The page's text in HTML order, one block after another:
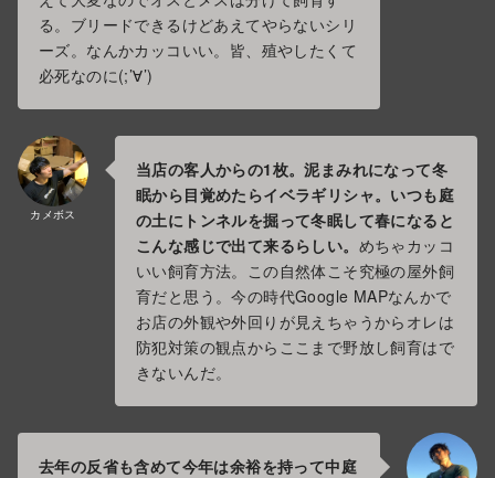
る。ブリードできるけどあえてやらないシリ
ーズ。なんかカッコいい。皆、殖やしたくて
必死なのに(;’∀’)
カメボス
当店の客人からの1枚。泥まみれになって冬
眠から目覚めたらイベラギリシャ。いつも庭
の土にトンネルを掘って冬眠して春になると
こんな感じで出て来るらしい。 めちゃカッコ
いい飼育方法。この自然体こそ究極の屋外飼
育だと思う。今の時代Google MAPなんかで
お店の外観や外回りが見えちゃうからオレは
防犯対策の観点からここまで野放し飼育はで
きないんだ。
去年の反省も含めて今年は余裕を持って中庭